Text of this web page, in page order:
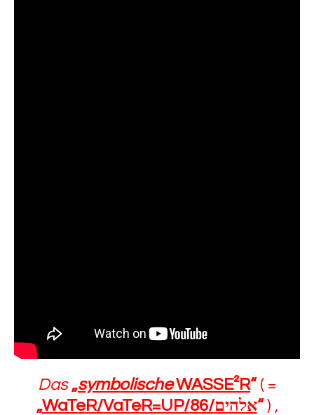
Das„symbolischeWASSE²R“ ( =
„WaTeR/VaTeR=UP/86/אלהים“ ) ,